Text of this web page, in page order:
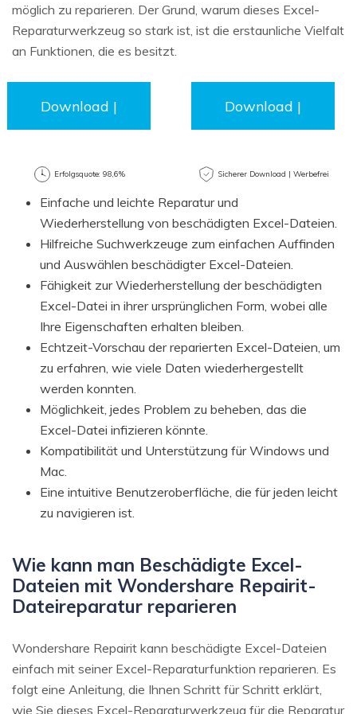
möglich zu reparieren. Der Grund, warum dieses Excel-
Reparaturwerkzeug so stark ist, ist die erstaunliche Vielfalt
an Funktionen, die es besitzt.
Download |
Erfolgsquote: 98,6%
Download |
Sicherer Download | Werbefrei
Einfache und leichte Reparatur und
Wiederherstellung von beschädigten Excel-Dateien.
Hilfreiche Suchwerkzeuge zum einfachen Auffinden
und Auswählen beschädigter Excel-Dateien.
Fähigkeit zur Wiederherstellung der beschädigten
Excel-Datei in ihrer ursprünglichen Form, wobei alle
Ihre Eigenschaften erhalten bleiben.
Echtzeit-Vorschau der reparierten Excel-Dateien, um
zu erfahren, wie viele Daten wiederhergestellt
werden konnten.
Möglichkeit, jedes Problem zu beheben, das die
Excel-Datei infizieren könnte.
Kompatibilität und Unterstützung für Windows und
Mac.
Eine intuitive Benutzeroberfläche, die für jeden leicht
zu navigieren ist.
Wie kann man Beschädigte Excel-
Dateien mit Wondershare Repairit-
Dateireparatur reparieren
Wondershare Repairit kann beschädigte Excel-Dateien
einfach mit seiner Excel-Reparaturfunktion reparieren. Es
folgt eine Anleitung, die Ihnen Schritt für Schritt erklärt,
wie Sie dieses Excel-Reparaturwerkzeug für die Reparatur